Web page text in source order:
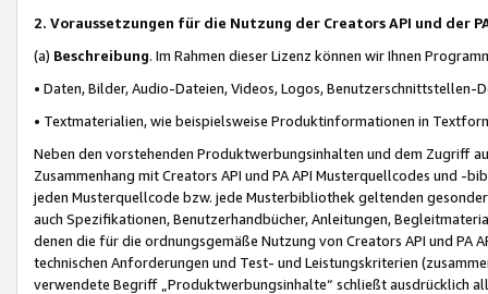
2. Voraussetzungen für die Nutzung der Creators API und der
(a) Beschreibung. Im Rahmen dieser Lizenz können wir Ihnen
• Daten, Bilder, Audio-Dateien, Videos, Logos, Benutzerschnittstellen-
• Textmaterialien, wie beispielsweise Produktinformationen in
Neben den vorstehenden Produktwerbungsinhalten und dem Zugriff
Zusammenhang mit Creators API und PA API Musterquellcodes und
jeden Musterquellcode bzw. jede Musterbibliothek geltenden
auch Spezifikationen, Benutzerhandbücher, Anleitungen,
denen die für die ordnungsgemäße Nutzung von Creators API und PA
technischen Anforderungen und Test- und Leistungskriterien
verwendete Begriff „Produktwerbungsinhalte“ schließt ausdrücklich